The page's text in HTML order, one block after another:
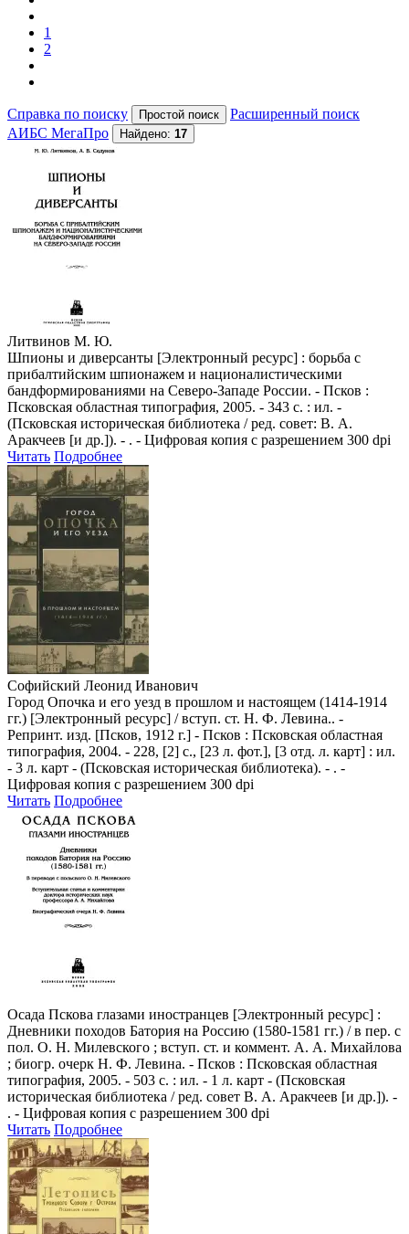
1
2
Справка по поиску
Расширенный поиск
АИБС МегаПро
Найдено: 17
Литвинов М. Ю.
Шпионы и диверсанты [Электронный ресурс] : борьба с
прибалтийским шпионажем и националистическими
бандформированиями на Северо-Западе России. - Псков :
Псковская областная типография, 2005. - 343 с. : ил. -
(Псковская историческая библиотека / ред. совет: В. А.
Аракчеев [и др.]). - . - Цифровая копия с разрешением 300 dpi
Читать Подробнее
Софийский Леонид Иванович
Город Опочка и его уезд в прошлом и настоящем (1414-1914
гг.) [Электронный ресурс] / вступ. ст. Н. Ф. Левина.. -
Репринт. изд. [Псков, 1912 г.] - Псков : Псковская областная
типография, 2004. - 228, [2] с., [23 л. фот.], [3 отд. л. карт] : ил.
- 3 л. карт - (Псковская историческая библиотека). - . -
Цифровая копия с разрешением 300 dpi
Читать Подробнее
Осада Пскова глазами иностранцев [Электронный ресурс] :
Дневники походов Батория на Россию (1580-1581 гг.) / в пер. с
пол. О. Н. Милевского ; вступ. ст. и коммент. А. А. Михайлова
; биогр. очерк Н. Ф. Левина. - Псков : Псковская областная
типография, 2005. - 503 с. : ил. - 1 л. карт - (Псковская
историческая библиотека / ред. совет В. А. Аракчеев [и др.]). -
. - Цифровая копия с разрешением 300 dpi
Читать Подробнее